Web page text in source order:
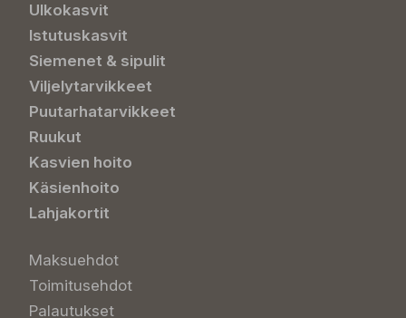
Ulkokasvit
Istutuskasvit
Siemenet & sipulit
Viljelytarvikkeet
Puutarhatarvikkeet
Ruukut
Kasvien hoito
Käsienhoito
Lahjakortit
Maksuehdot
Toimitusehdot
Palautukset